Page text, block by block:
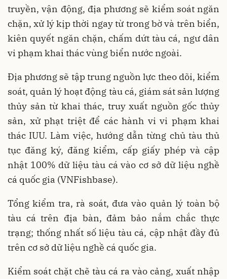
truyền, vận động, địa phương sẽ kiểm soát ngăn
chặn, xử lý kịp thời ngay từ trong bờ và trên biển,
kiên quyết ngăn chặn, chấm dứt tàu cá, ngư dân
vi phạm khai thác vùng biển nước ngoài.
Địa phương sẽ tập trung nguồn lực theo dõi, kiểm
soát, quản lý hoạt động tàu cá, giám sát sản lượng
thủy sản từ khai thác, truy xuất nguồn gốc thủy
sản, xử phạt triệt để các hành vi vi phạm khai
thác IUU. Làm việc, hướng dẫn từng chủ tàu thủ
tục đăng ký, đăng kiểm, cấp giấy phép và cập
nhật 100% dữ liệu tàu cá vào cơ sở dữ liệu nghề
cá quốc gia (VNFishbase).
Tổng kiểm tra, rà soát, đưa vào quản lý toàn bộ
tàu cá trên địa bàn, đảm bảo nắm chắc thực
trạng; thống nhất số liệu tàu cá, cập nhật đầy đủ
trên cơ sở dữ liệu nghề cá quốc gia.
Kiểm soát chặt chẽ tàu cá ra vào cảng, xuất nhập